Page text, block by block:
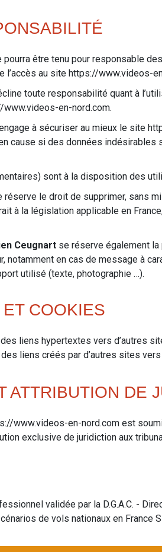
pourra être tenu pour responsable
l’accès au site https://www.videos-
toute responsabilité quant à
en-nord.com.
à sécuriser au mieux le site
cause si des données
sont à la disposition des
le droit de supprimer, sans
à la législation applicable en
Ceugnartse réserve également
en cas de message à
utilisé (texte, photographie …).
COOKIES
liens hypertextes vers d’autres
liens créés par d’autres sites
ATTRIBUTION DE
www.videos-en-nord.com est
exclusive de juridiction aux
validée par la D.G.A.C. -
de vols nationaux en France